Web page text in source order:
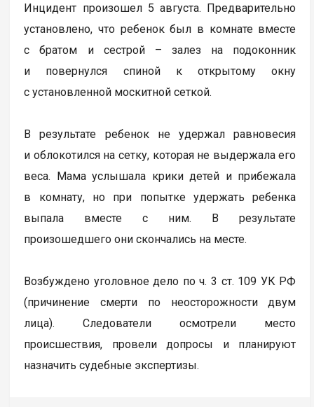
Инцидент произошел 5 августа. Предварительно
установлено, что ребенок был в комнате вместе
с братом и сестрой – залез на подоконник
и повернулся спиной к открытому окну
с установленной москитной сеткой.
В результате ребенок не удержал равновесия
и облокотился на сетку, которая не выдержала его
веса. Мама услышала крики детей и прибежала
в комнату, но при попытке удержать ребенка
выпала вместе с ним. В результате
произошедшего они скончались на месте.
Возбуждено уголовное дело по ч. 3 ст. 109 УК РФ
(причинение смерти по неосторожности двум
лица). Следователи осмотрели место
происшествия, провели допросы и планируют
назначить судебные экспертизы.